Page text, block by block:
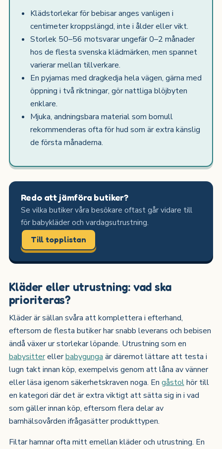
Klädstorlekar för bebisar anges vanligen i
centimeter kroppslängd, inte i ålder eller vikt.
Storlek 50–56 motsvarar ungefär 0–2 månader
hos de flesta svenska klädmärken, men spannet
varierar mellan tillverkare.
En pyjamas med dragkedja hela vägen, gärna med
öppning i två riktningar, gör nattliga blöjbyten
enklare.
Mjuka, andningsbara material som bomull
rekommenderas ofta för hud som är extra känslig
de första månaderna.
Redo att jämföra butiker?
Se vilka butiker våra besökare oftast går vidare till
för babykläder och vardagsutrustning.
Till topplistan
Kläder eller utrustning: vad ska
prioriteras?
Kläder är sällan svåra att komplettera i efterhand,
eftersom de flesta butiker har snabb leverans och bebisen
ändå växer ur storlekar löpande. Utrustning som en
babysitterellerbabygunga är däremot lättare att testa i
lugn takt innan köp, exempelvis genom att låna av vänner
eller läsa igenom säkerhetskraven noga. En gåstolhör till
en kategori där det är extra viktigt att sätta sig in i vad
som gäller innan köp, eftersom flera delar av
barnhälsovården ifrågasätter produkttypen.
Filtar hamnar ofta mitt emellan kläder och utrustning. En